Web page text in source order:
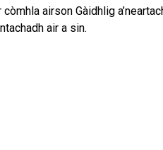
airson Gàidhlig
air a sin.